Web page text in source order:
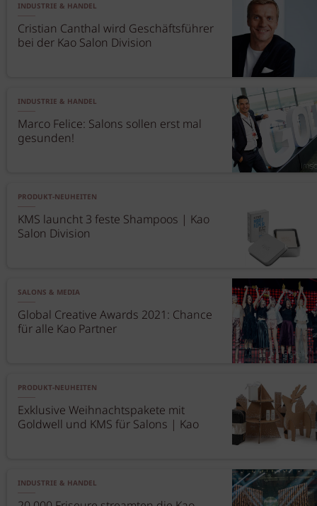
INDUSTRIE & HANDEL
Cristian Canthal wird Geschäftsführer
bei der Kao Salon Division
INDUSTRIE & HANDEL
Marco Felice: Salons sollen erst mal
gesunden!
PRODUKT-NEUHEITEN
KMS launcht 3 feste Shampoos | Kao
Salon Division
SALONS & MEDIA
Global Creative Awards 2021: Chance
für alle Kao Partner
PRODUKT-NEUHEITEN
Exklusive Weihnachtspakete mit
Goldwell und KMS für Salons | Kao
INDUSTRIE & HANDEL